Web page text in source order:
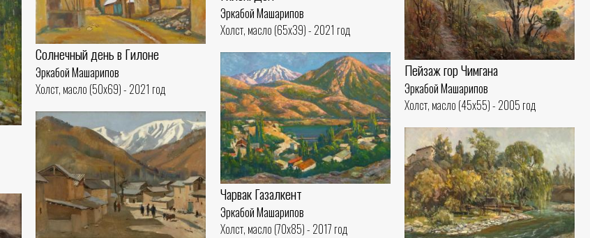
Эркабой Машарипов
Холст, масло (65x39) - 2021 год
Пейзаж гор Чимгана
Эркабой Машарипов
Холст, масло (45x55) - 2005 год
Солнечный день в Гилоне
Эркабой Машарипов
Холст, масло (50x69) - 2021 год
Чарвак Газалкент
Эркабой Машарипов
Холст, масло (70x85) - 2017 год